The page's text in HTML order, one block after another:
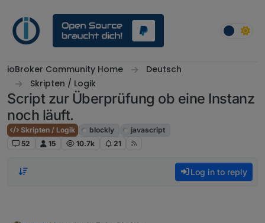
ioBroker Community Home
Deutsch
Skripten / Logik
Script zur Überprüfung ob eine Instanz
noch läuft.
Skripten / Logik blockly
javascript
52
15 10.7k 21
Log in to reply